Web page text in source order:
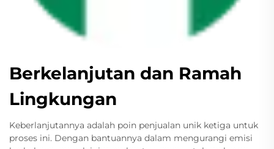
Berkelanjutan dan Ramah
Lingkungan
Keberlanjutannya adalah poin penjualan unik ketiga untuk
proses ini. Dengan bantuannya dalam mengurangi emisi